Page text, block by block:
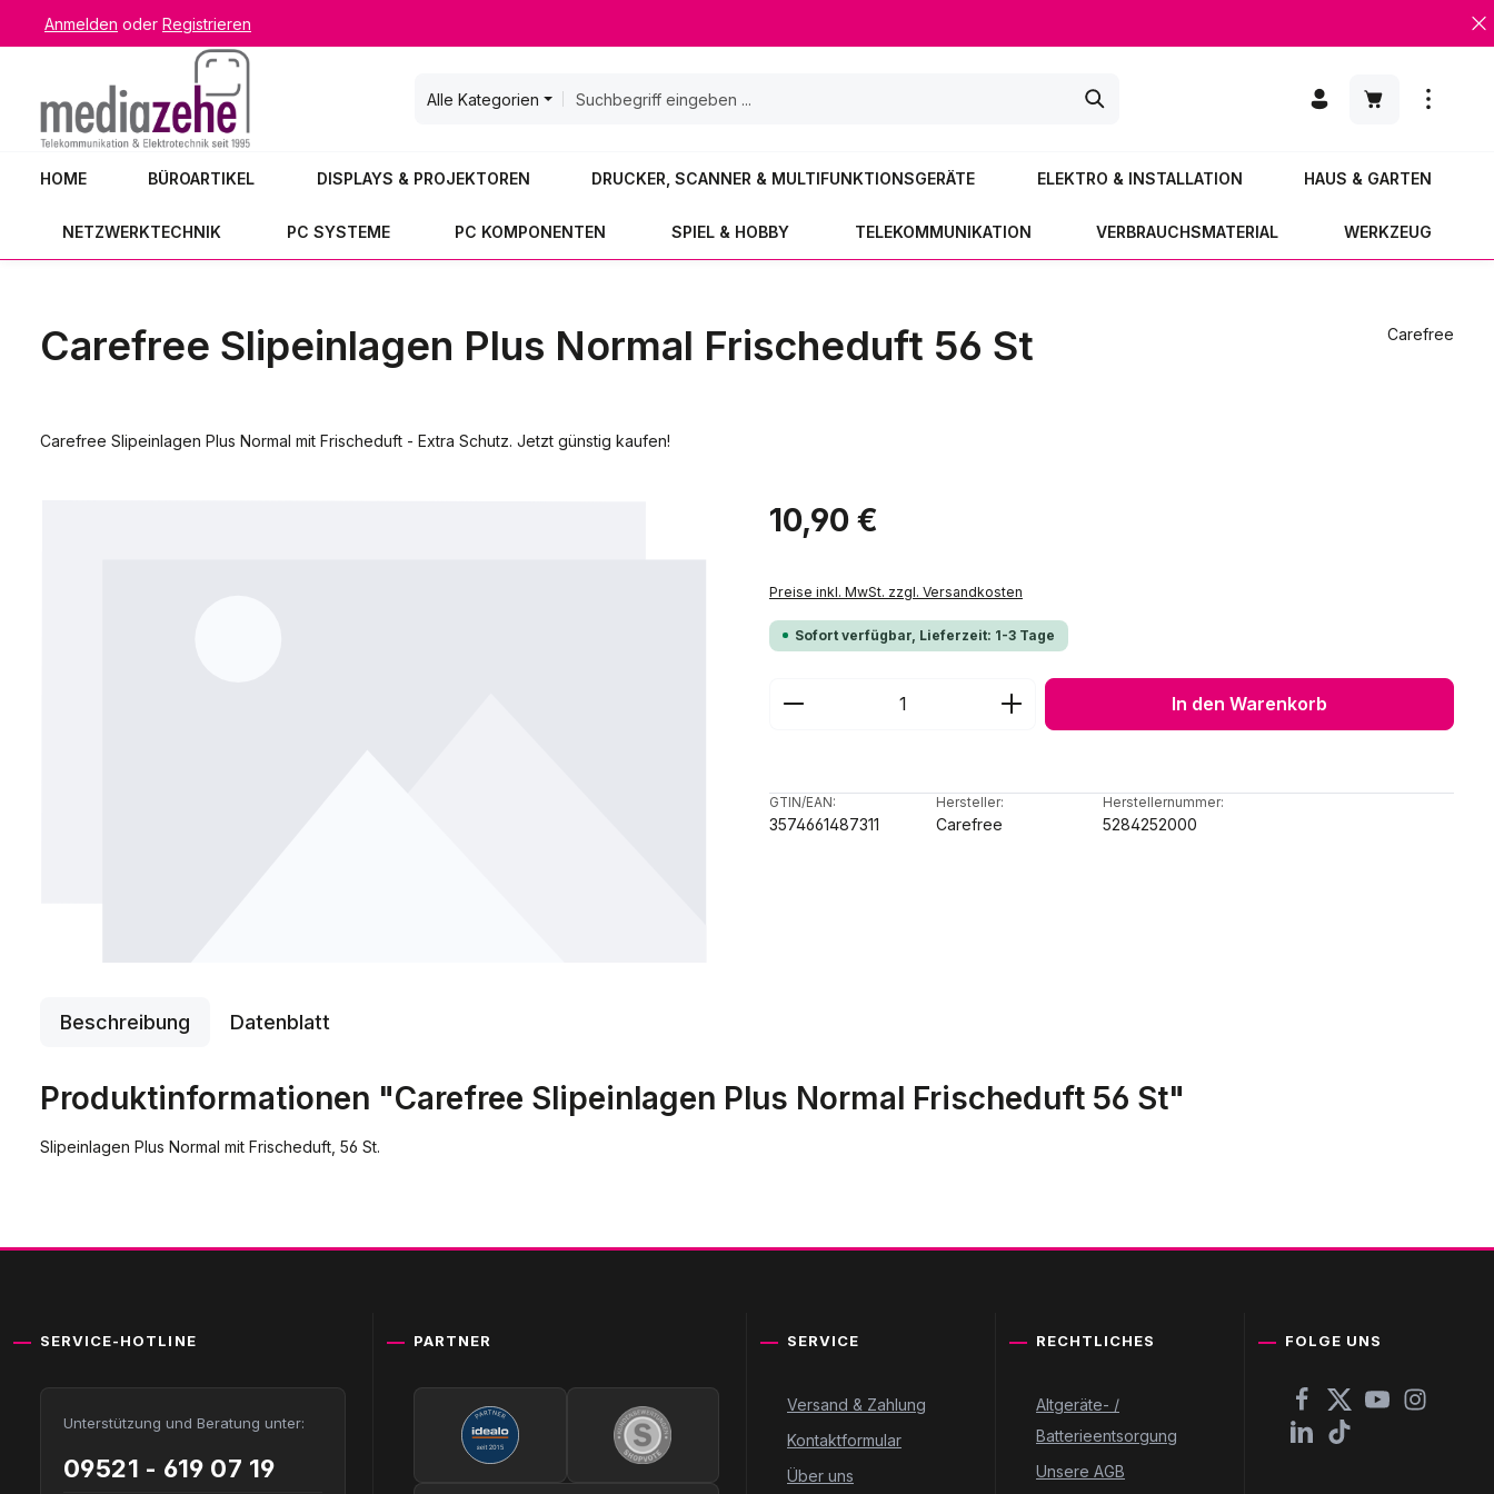
Hauptinhalt springen
Zur Suche springen
Zur Hauptnavigation springen
Anmelden oder Registrieren
Alle Kategorien
Warenkorb
HOME BÜROARTIKEL DISPLAYS & PROJEKTOREN DRUCKER, SCANNER & MULTIFUNKTIONSGERÄTE ELEKTRO & INSTALLATION HAUS & GARTEN
NETZWERKTECHNIK PC SYSTEME PC KOMPONENTEN SPIEL & HOBBY TELEKOMMUNIKATION VERBRAUCHSMATERIAL WERKZEUG
Carefree Slipeinlagen Plus Normal Frischeduft 56 St Carefree
Carefree Slipeinlagen Plus Normal mit Frischeduft - Extra Schutz. Jetzt günstig kaufen!
Regulärer Preis:
10,90 €
Preise inkl. MwSt. zzgl. Versandkosten
Sofort verfügbar, Lieferzeit: 1-3 Tage
Produkt Anzahl: Gib den gewünschten Wert ein oder
In den Warenkorb
GTIN/EAN:
3574661487311
Hersteller:
Carefree
Herstellernummer:
5284252000
Beschreibung Datenblatt
Produktinformationen "Carefree Slipeinlagen Plus Normal Frischeduft 56 St"
Slipeinlagen Plus Normal mit Frischeduft, 56 St.
SERVICE-HOTLINE
Unterstützung und Beratung unter:
09521 - 619 07 19
PARTNER SERVICE
Versand & Zahlung
Kontaktformular
Über uns
RECHTLICHES
Altgeräte- /
Batterieentsorgung
Unsere AGB
FOLGE UNS